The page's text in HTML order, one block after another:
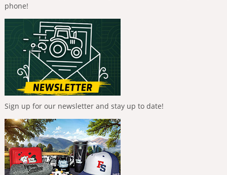
phone!
Sign up for our newsletter and stay up to date!